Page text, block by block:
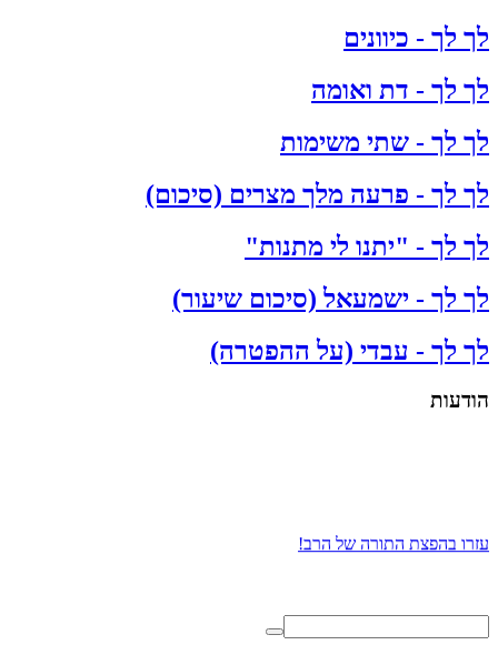
לך לך - כיוונים
לך לך - דת ואומה
לך לך - שתי משימות
לך לך - פרעה מלך מצרים (סיכום)
לך לך - "יתנו לי מתנות"
לך לך - ישמעאל (סיכום שיעור)
לך לך - עבדי (על ההפטרה)
הודעות
עזרו בהפצת התורה של הרב!